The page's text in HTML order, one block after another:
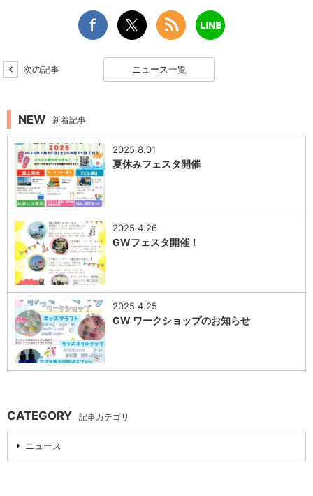
次の記事 ニュース一覧
NEW 新着記事
0
2025.8.01
夏休みフェスタ開催
0
2025.4.26
GWフェスタ開催！
0
2025.4.25
GW ワークショップのお知らせ
CATEGORY 記事カテゴリ
ニュース